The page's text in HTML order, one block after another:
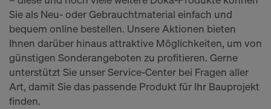
Sie als Neu- oder Gebrauchtmaterial einfach und
bequem online bestellen. Unsere Aktionen bieten
Ihnen darüber hinaus attraktive Möglichkeiten, um von
günstigen Sonderangeboten zu profitieren. Gerne
unterstützt Sie unser Service-Center bei Fragen aller
Art, damit Sie das passende Produkt für Ihr Bauprojekt
finden.